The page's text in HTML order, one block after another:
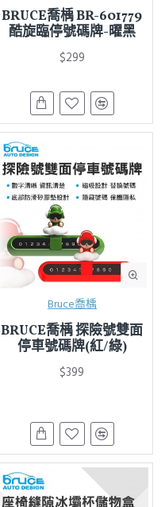
BRUCE喬楀 BR-601779
酷旋臨停號碼牌-曜黑
$299
Bruce喬楀
BRUCE喬楀 探險號雙面
停車號碼牌(紅/綠)
$399